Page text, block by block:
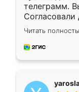
телеграмм.
недели
довольны
мебель за
Читать